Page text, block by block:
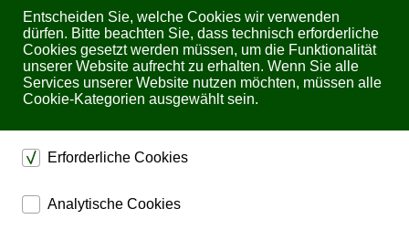
Entscheiden Sie, welche Cookies wir verwenden
dürfen. Bitte beachten Sie, dass technisch erforderliche
Cookies gesetzt werden müssen, um die Funktionalität
unserer Website aufrecht zu erhalten. Wenn Sie alle
Services unserer Website nutzen möchten, müssen alle
Cookie-Kategorien ausgewählt sein.
Erforderliche Cookies
dienen dem technischen einwandfreien Betrieb unserer
Website.
Analytische Cookies
Aurora PS0081-1 24W High Power PoE Injektor